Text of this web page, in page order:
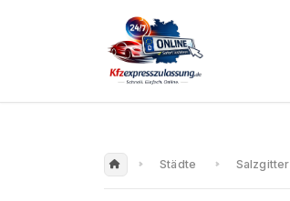
Städte Salzgitter